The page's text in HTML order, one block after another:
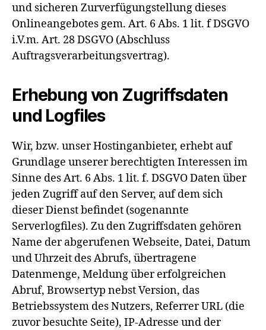
und sicheren Zurverfügungstellung dieses
Onlineangebotes gem. Art. 6 Abs. 1 lit. f DSGVO
i.V.m. Art. 28 DSGVO (Abschluss
Auftragsverarbeitungsvertrag).
Erhebung von Zugriffsdaten
und Logfiles
Wir, bzw. unser Hostinganbieter, erhebt auf
Grundlage unserer berechtigten Interessen im
Sinne des Art. 6 Abs. 1 lit. f. DSGVO Daten über
jeden Zugriff auf den Server, auf dem sich
dieser Dienst befindet (sogenannte
Serverlogfiles). Zu den Zugriffsdaten gehören
Name der abgerufenen Webseite, Datei, Datum
und Uhrzeit des Abrufs, übertragene
Datenmenge, Meldung über erfolgreichen
Abruf, Browsertyp nebst Version, das
Betriebssystem des Nutzers, Referrer URL (die
zuvor besuchte Seite), IP-Adresse und der